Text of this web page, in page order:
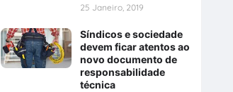
25 Janeiro, 2019
Síndicos e sociedade
devem ficar atentos ao
novo documento de
responsabilidade
técnica